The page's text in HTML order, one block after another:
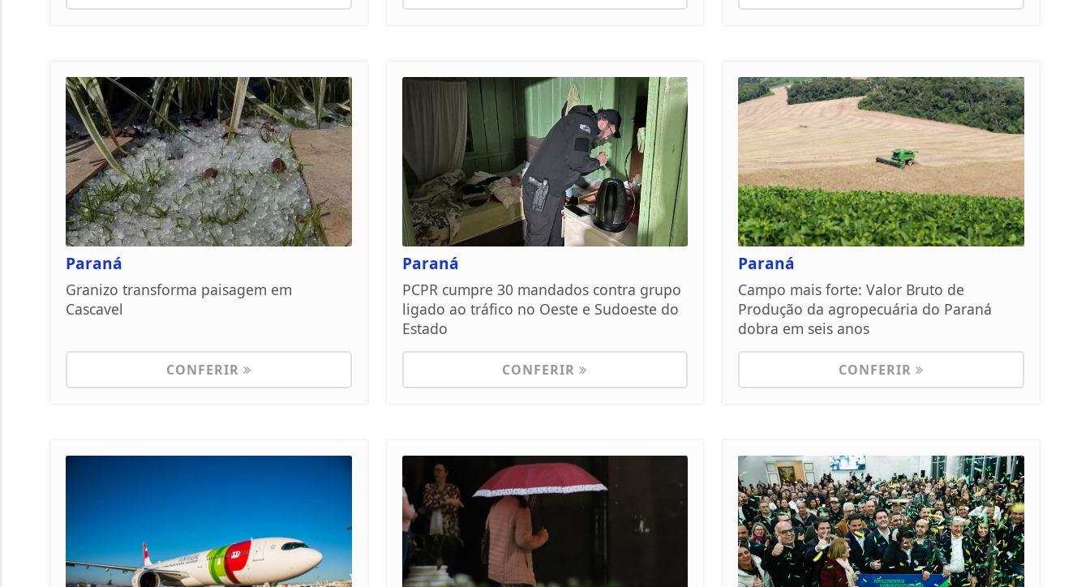
Paraná
Granizo transforma paisagem em
Cascavel
CONFERIR
Paraná
PCPR cumpre 30 mandados contra grupo
ligado ao tráfico no Oeste e Sudoeste do
Estado
CONFERIR
Paraná
Campo mais forte: Valor Bruto de
Produção da agropecuária do Paraná
dobra em seis anos
CONFERIR